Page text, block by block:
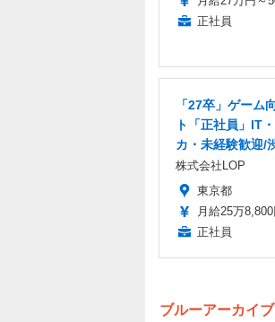
正社員
「27卒」ゲーム
ト「正社員」IT
カ・未経験歓迎/
株式会社LOP
東京都
月給25万
正社員
ブルーアーカイブ